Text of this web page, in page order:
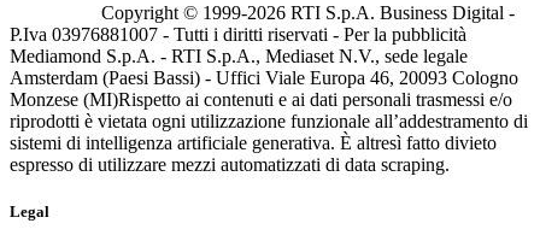
Copyright © 1999-2026 RTI S.p.A. Business Digital -
P.Iva 03976881007 - Tutti i diritti riservati - Per la pubblicità
Mediamond S.p.A. - RTI S.p.A., Mediaset N.V., sede legale
Amsterdam (Paesi Bassi) - Uffici Viale Europa 46, 20093 Cologno
Monzese (MI)Rispetto ai contenuti e ai dati personali trasmessi e/o
riprodotti è vietata ogni utilizzazione funzionale all’addestramento di
sistemi di intelligenza artificiale generativa. È altresì fatto divieto
espresso di utilizzare mezzi automatizzati di data scraping.
Legal